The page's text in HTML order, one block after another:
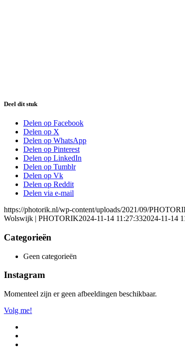
Deel dit stuk
Delen op Facebook
Delen op X
Delen op WhatsApp
Delen op Pinterest
Delen op LinkedIn
Delen op Tumblr
Delen op Vk
Delen op Reddit
Delen via e-mail
https://photorik.nl/wp-content/uploads/2021/09/
Wolswijk | PHOTORIK2024-11-14 11:27:332024-11-14
Categorieën
Geen categorieën
Instagram
Momenteel zijn er geen afbeeldingen beschikbaar.
Volg me!